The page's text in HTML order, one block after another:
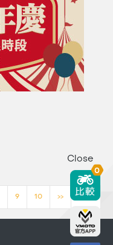
9 10 >> [23]
Close
0